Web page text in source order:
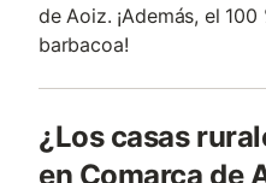
de Aoiz. ¡Además, el
barbacoa!
¿Los casas
en Comarca de